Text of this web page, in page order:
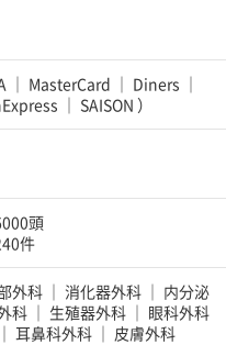
MasterCard
Diners
SAISON ）
頭
件
外科 消化器外科
内分泌
科 生殖器外科
眼科外科
耳鼻科外科 皮膚外科